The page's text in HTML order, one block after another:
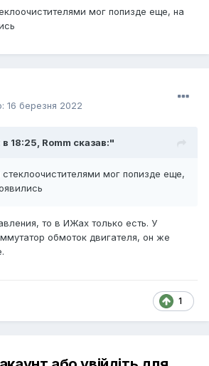
мог попизде еще, на
16 березня 2022
18:25, Romm сказав:"
мог попизде еще,
то в ИЖах только есть. У
обмоток двигателя, он же
1